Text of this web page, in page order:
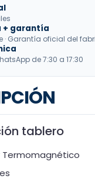
+ garantía
· Garantía oficial del
de 7:30 a 17:30
tablero